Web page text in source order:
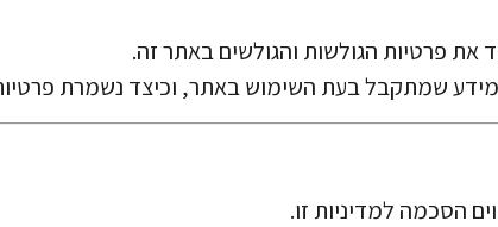
את פרטיות הגולשות והגולשים באתר זה.
שמתקבל בעת השימוש באתר, וכיצד נשמרת